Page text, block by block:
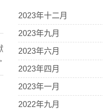
2023年十二月
2023年九月
2023年六月
2023年四月
2023年一月
2022年九月